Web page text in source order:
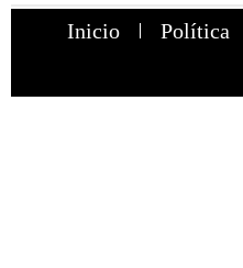
Inicio Política